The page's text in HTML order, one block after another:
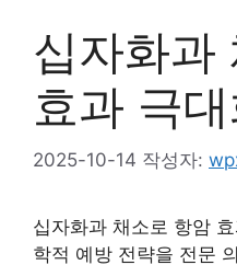
십자화과
효과 극
2025-10-14 작성자:
십자화과 채소로 항암
학적 예방 전략을 전문